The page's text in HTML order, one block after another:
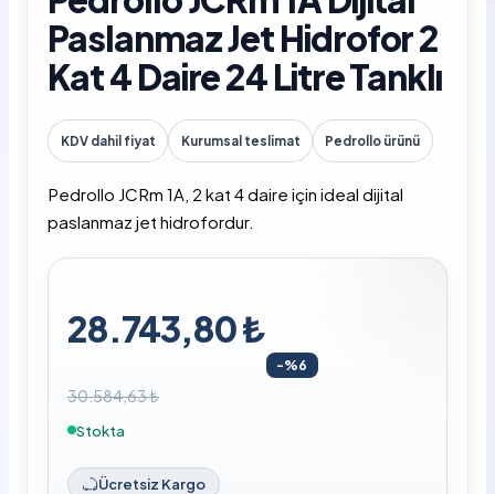
Paslanmaz Jet Hidrofor 2
Kat 4 Daire 24 Litre Tanklı
KDV dahil fiyat Kurumsal teslimat Pedrollo ürünü
Pedrollo JCRm 1A, 2 kat 4 daire için ideal dijital
paslanmaz jet hidrofordur.
28.743,80 ₺
-%6
30.584,63 ₺
Stokta
Ücretsiz Kargo